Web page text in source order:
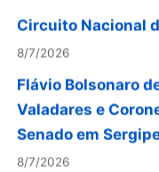
8/7/2026
Flávio Bolsonaro
Valadares e
Senado em
8/7/2026
Opinião: Diplomas